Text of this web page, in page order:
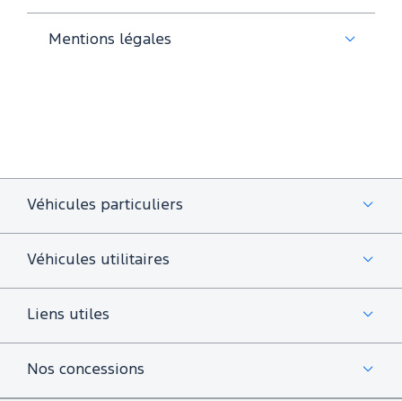
Mentions légales
Véhicules particuliers
Véhicules utilitaires
Liens utiles
Nos concessions